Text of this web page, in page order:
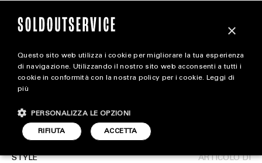
magazine
STYLE
FOOTWEAR
Louis Vuitton apre il
nuovo Temporary Store a
New York
STYLE
ARTICOLO DI
×
Questo sito web utilizza i cookie per migliorare la tua esperienza
di navigazione. Utilizzando il nostro sito web acconsenti a tutti i
cookie in conformità con la nostra policy per i cookie. Leggi di
più
ACCETTA
RIFIUTA
PERSONALIZZA LE OPZIONI